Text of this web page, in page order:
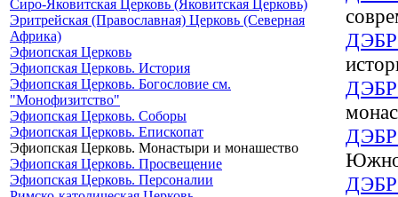
Сиро-Яковитская Церковь (Яковитская Церковь)
Эритрейская (Православная) Церковь (Северная
Африка)
Эфиопская Церковь
Эфиопская Церковь. История
Эфиопская Церковь. Богословие см.
"Монофизитство"
Эфиопская Церковь. Соборы
Эфиопская Церковь. Епископат
Эфиопская Церковь. Монастыри и монашество
Эфиопская Церковь. Просвещение
Эфиопская Церковь. Персоналии